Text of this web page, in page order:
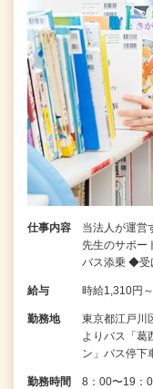
仕事内容
当法人が運営
先生のサポー
バス添乗 ◆受
給与 時給1,310円
勤務地
東京都江戸川
よりバス「葛
ン」バス停下
勤務時間
8：00〜19：